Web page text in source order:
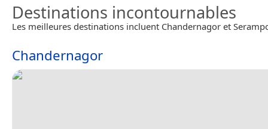
Destinations incontournables
Les meilleures destinations incluent Chandernagor et
Chandernagor